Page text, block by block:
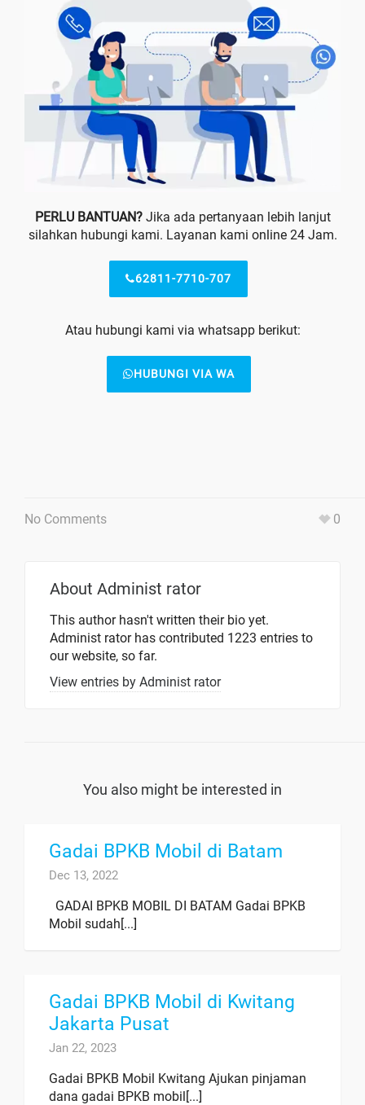
PERLU BANTUAN?Jika ada pertanyaan lebih lanjut
silahkan hubungi kami. Layanan kami online 24 Jam.
62811-7710-707
Atau hubungi kami via whatsapp berikut:
HUBUNGI VIA WA
No Comments 0
About Administ rator
This author hasn't written their bio yet.
Administ ratorhas contributed 1223 entries to
our website, so far.
View entries by Administ rator
You also might be interested in
Gadai BPKB Mobil di Batam
Dec 13, 2022
GADAI BPKB MOBIL DI BATAM Gadai BPKB
Mobil sudah[...]
Gadai BPKB Mobil di Kwitang
Jakarta Pusat
Jan 22, 2023
Gadai BPKB Mobil Kwitang Ajukan pinjaman
dana gadai BPKB mobil[...]